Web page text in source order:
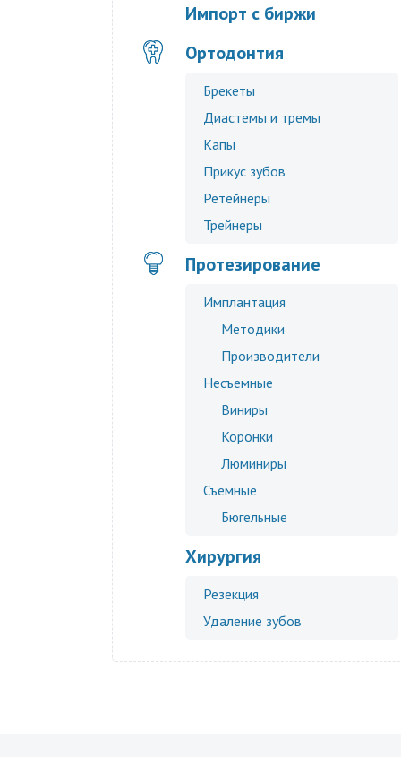
Импорт с биржи
Ортодонтия
Брекеты
Диастемы и тремы
Капы
Прикус зубов
Ретейнеры
Трейнеры
Протезирование
Имплантация
Методики
Производители
Несъемные
Виниры
Коронки
Люминиры
Съемные
Бюгельные
Хирургия
Резекция
Удаление зубов